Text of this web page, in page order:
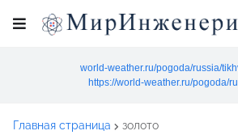
world-weather.ru/pogoda/russia/
https://world-weather.ru/pogoda/
Главная страница золото